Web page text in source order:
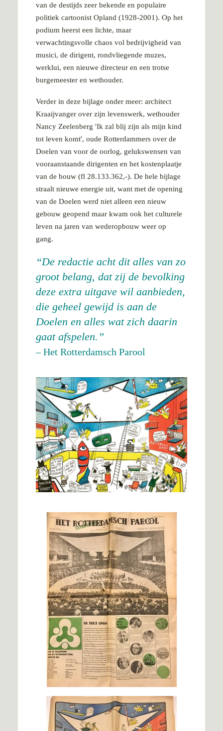
van de destijds zeer bekende en populaire
politiek cartoonist Opland (1928-2001). Op het
podium heerst een lichte, maar
verwachtingsvolle chaos vol bedrijvigheid van
musici, de dirigent, rondvliegende muzes,
werklui, een nieuwe directeur en een trotse
burgemeester en wethouder.
Verder in deze bijlage onder meer: architect
Kraaijvanger over zijn levenswerk, wethouder
Nancy Zeelenberg 'Ik zal blij zijn als mijn kind
tot leven komt', oude Rotterdammers over de
Doelen van voor de oorlog, gelukswensen van
vooraanstaande dirigenten en het kostenplaatje
van de bouw (fl 28.133.362,-). De hele bijlage
straalt nieuwe energie uit, want met de opening
van de Doelen werd niet alleen een nieuw
gebouw geopend maar kwam ook het culturele
leven na jaren van wederopbouw weer op
gang.
De redactie acht dit alles van zo
groot belang, dat zij de bevolking
deze extra uitgave wil aanbieden,
die geheel gewijd is aan de
Doelen en alles wat zich daarin
gaat afspelen.
– Het Rotterdamsch Parool